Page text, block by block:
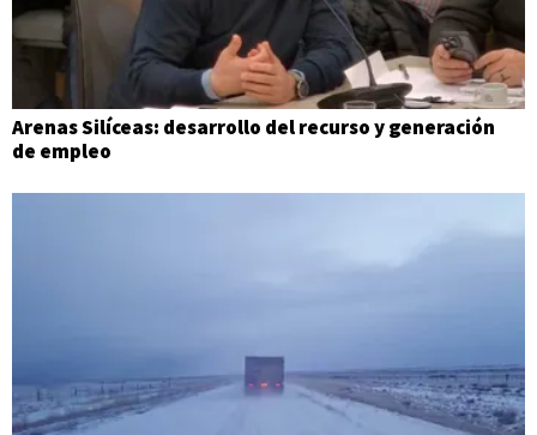
Arenas Silíceas: desarrollo del recurso y generación
de empleo